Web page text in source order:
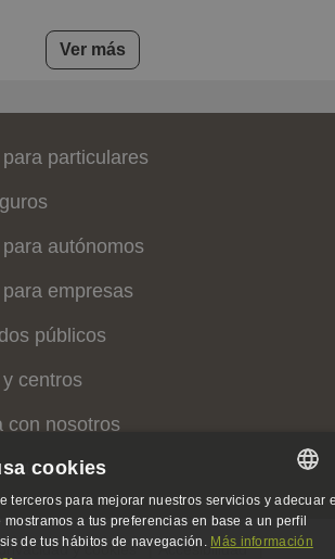
Ver más
frequently asked questions
particulares
autónomos
empresas
públicos
centros
con nosotros
y cookies Accesibilidad
SPANISH
SPANISH
cookies
terceros para mejorar nuestros servicios y adecuar
a tus preferencias en base a un perfil
de tus hábitos de navegación. Más información